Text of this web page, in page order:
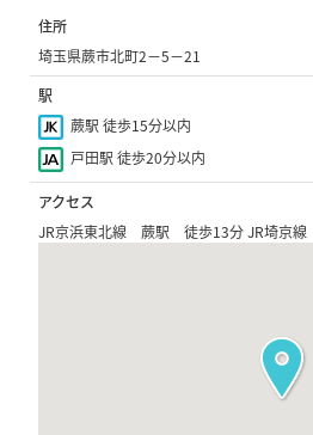
住所
埼玉県蕨市北町2−5−21
駅
蕨駅 徒歩15分以内
戸田駅 徒歩20分以内
アクセス
JR京浜東北線 蕨駅 徒歩13分 JR埼京